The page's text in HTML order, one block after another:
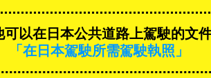
以在日本公共道路上駕駛的文
「在日本駕駛所需駕駛執照」